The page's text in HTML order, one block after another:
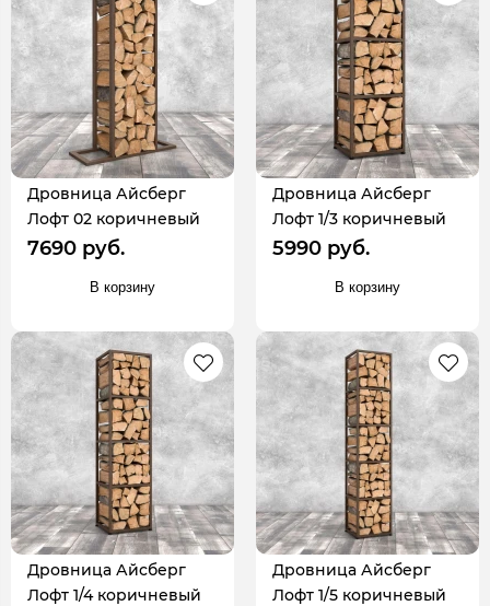
Дровница Айсберг
Лофт 02 коричневый
7690 руб.
В корзину
Дровница Айсберг
Лофт 1/3 коричневый
5990 руб.
В корзину
Дровница Айсберг
Лофт 1/4 коричневый
Дровница Айсберг
Лофт 1/5 коричневый